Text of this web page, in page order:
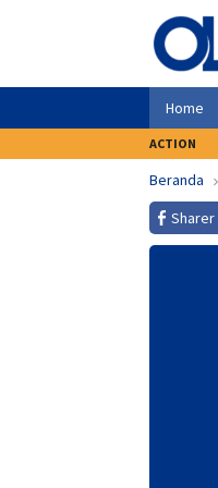
Home
ACTION
Beranda
Sharer